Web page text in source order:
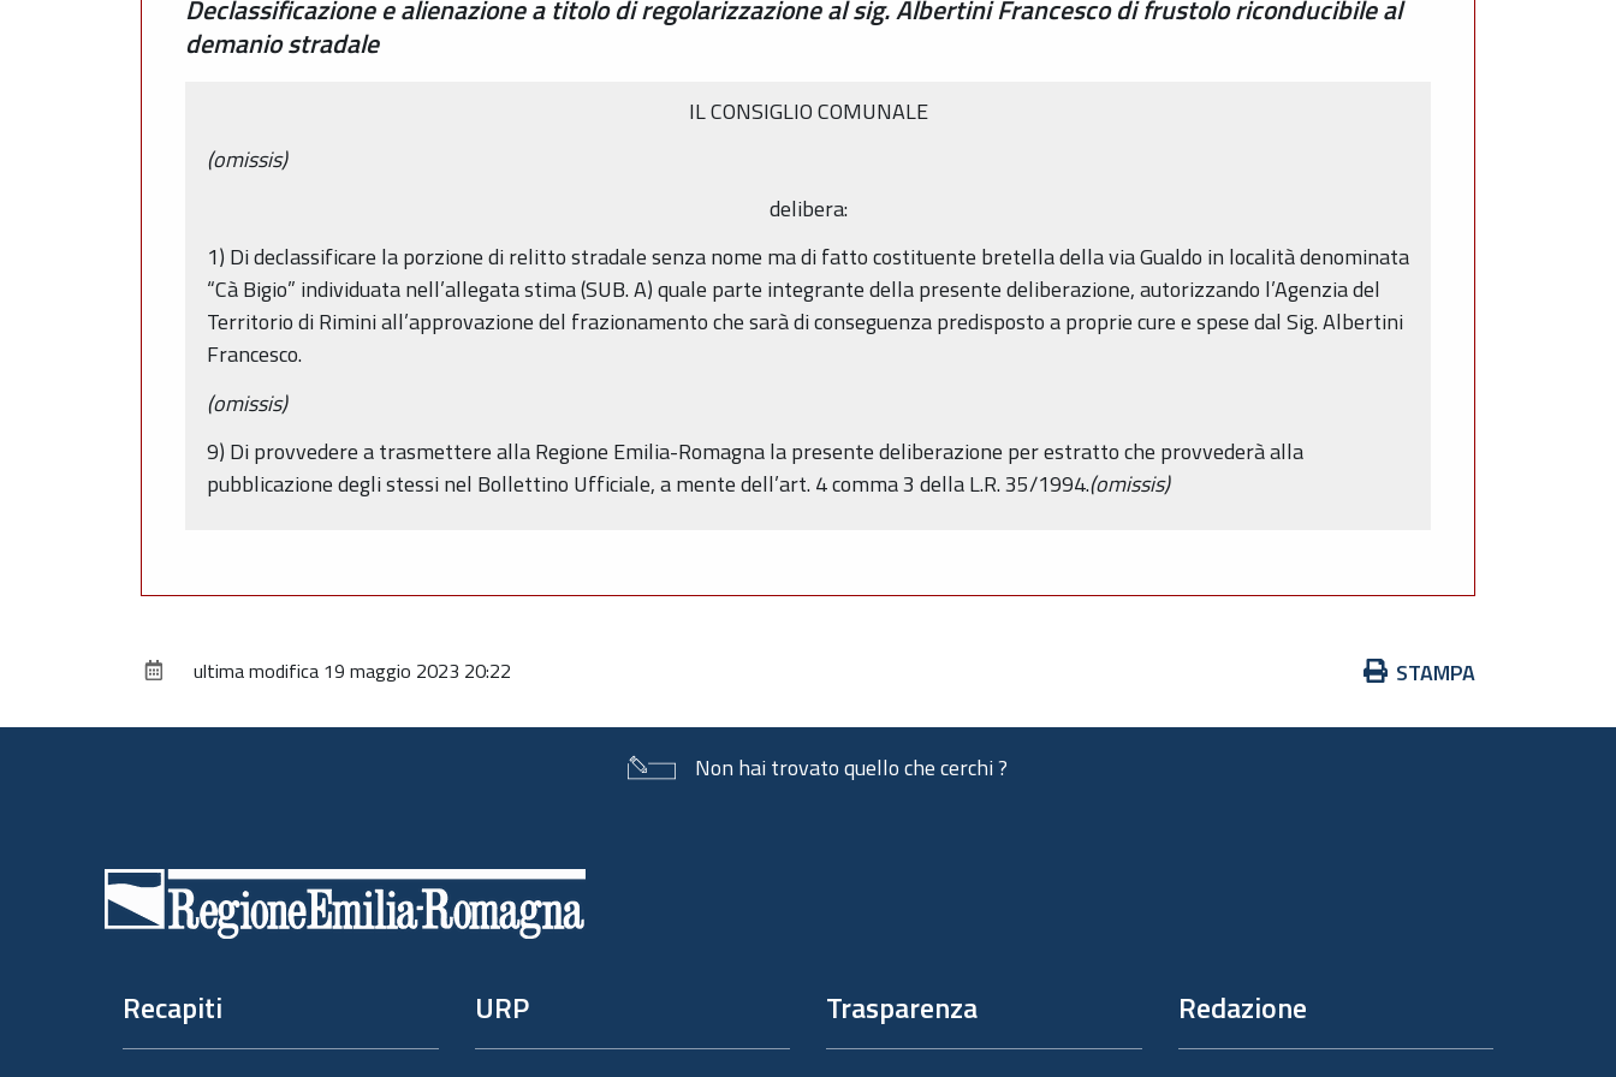
Declassificazione e alienazione a titolo di regolarizzazione al sig. Albertini Francesco di frustolo riconducibile al
demanio stradale
IL CONSIGLIO COMUNALE
(omissis)
delibera:
1) Di declassificare la porzione di relitto stradale senza nome ma di fatto costituente bretella della via Gualdo in località denominata
“Cà Bigio” individuata nell’allegata stima (SUB. A) quale parte integrante della presente deliberazione, autorizzando l’Agenzia del
Territorio di Rimini all’approvazione del frazionamento che sarà di conseguenza predisposto a proprie cure e spese dal Sig. Albertini
Francesco.
(omissis)
9) Di provvedere a trasmettere alla Regione Emilia-Romagna la presente deliberazione per estratto che provvederà alla
pubblicazione degli stessi nel Bollettino Ufficiale, a mente dell’art. 4 comma 3 della L.R. 35/1994.(omissis)
Azioni
documento
STAMPA
ultima modifica 19 maggio 2023 20:22
Non hai trovato quello che cerchi ?
Recapiti URP Trasparenza Redazione